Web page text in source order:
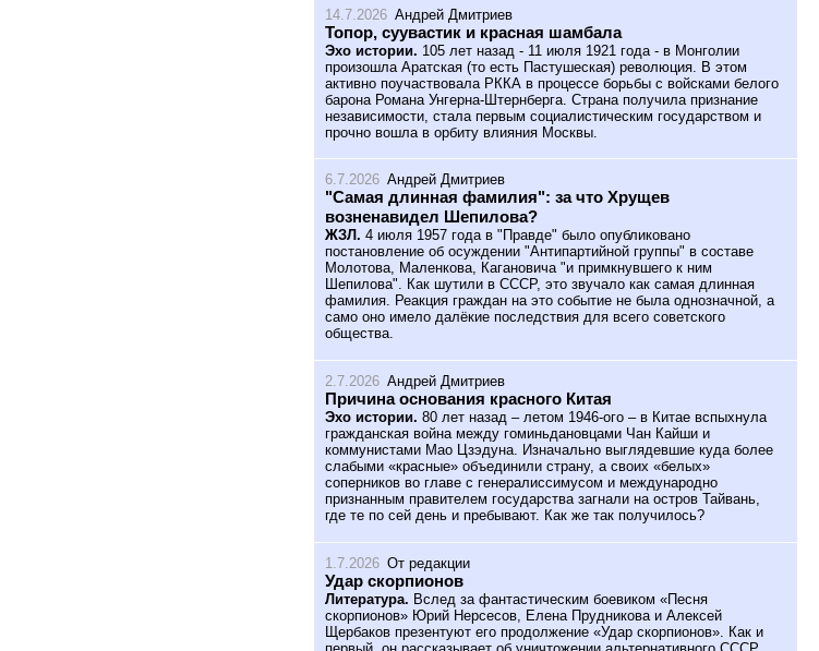
14.7.2026 Андрей Дмитриев
Топор, суувастик и красная шамбала
Эхо истории. 105 лет назад - 11 июля 1921 года - в Монголии
произошла Аратская (то есть Пастушеская) революция. В этом
активно поучаствовала РККА в процессе борьбы с войсками белого
барона Романа Унгерна-Штернберга. Страна получила признание
независимости, стала первым социалистическим государством и
прочно вошла в орбиту влияния Москвы.
6.7.2026 Андрей Дмитриев
"Самая длинная фамилия": за что Хрущев
возненавидел Шепилова?
ЖЗЛ. 4 июля 1957 года в "Правде" было опубликовано
постановление об осуждении "Антипартийной группы" в составе
Молотова, Маленкова, Кагановича "и примкнувшего к ним
Шепилова". Как шутили в СССР, это звучало как самая длинная
фамилия. Реакция граждан на это событие не была однозначной, а
само оно имело далёкие последствия для всего советского
общества.
2.7.2026 Андрей Дмитриев
Причина основания красного Китая
Эхо истории. 80 лет назад – летом 1946-ого – в Китае вспыхнула
гражданская война между гоминьдановцами Чан Кайши и
коммунистами Мао Цзэдуна. Изначально выглядевшие куда более
слабыми «красные» объединили страну, а своих «белых»
соперников во главе с генералиссимусом и международно
признанным правителем государства загнали на остров Тайвань,
где те по сей день и пребывают. Как же так получилось?
1.7.2026 От редакции
Удар скорпионов
Литература. Вслед за фантастическим боевиком «Песня
скорпионов» Юрий Нерсесов, Елена Прудникова и Алексей
Щербаков презентуют его продолжение «Удар скорпионов». Как и